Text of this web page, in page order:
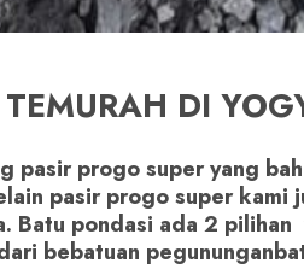
DI
pasir progo super yang
pasir progo super
Batu pondasi ada 2
bebatuan